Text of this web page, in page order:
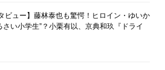
ビュー】藤林泰也も驚愕！ヒロイン・ゆいか
さい小学生”？小栗有以、京典和玖『ドライ